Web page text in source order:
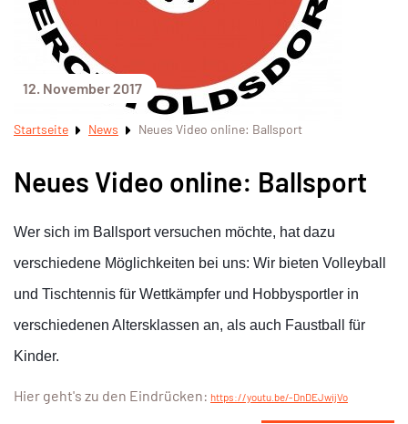
12. November 2017
Startseite News Neues Video online: Ballsport
Neues Video online: Ballsport
Wer sich im Ballsport versuchen möchte, hat dazu
verschiedene Möglichkeiten bei uns: Wir bieten Volleyball
und Tischtennis für Wettkämpfer und Hobbysportler in
verschiedenen Altersklassen an, als auch Faustball für
Kinder.
Hier geht's zu den Eindrücken: https://youtu.be/-DnDEJwijVo